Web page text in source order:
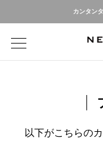
カンタン
以下がこちらの